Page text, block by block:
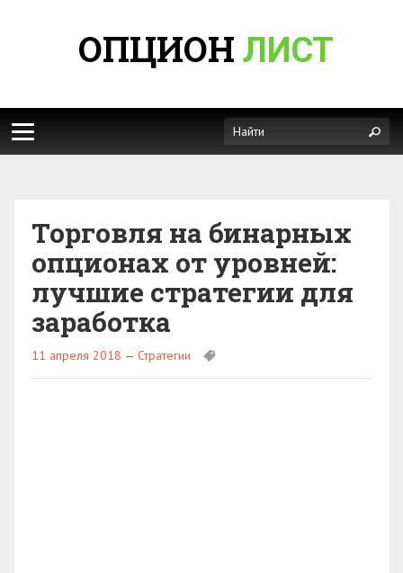
ОПЦИОН ЛИСТ
Торговля на бинарных
опционах от уровней:
лучшие стратегии для
заработка
11 апреля 2018 — Стратегии